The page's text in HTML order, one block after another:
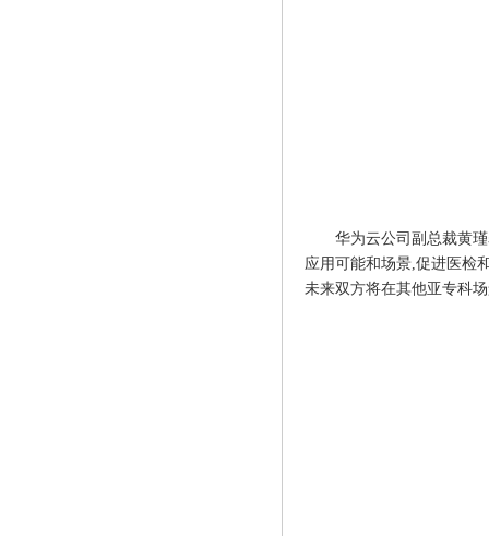
华为云公司副总裁黄
应用可能和场景,促进医检
未来双方将在其他亚专科